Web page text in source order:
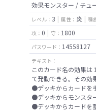
効果モンスター / チュ
レベル： 3 属性： 炎 種
攻： 0 守： 1800
パスワード： 14558127
テキスト：
このカード名の効果
て発動できる。その効
●デッキからカードを
●デッキからモンスタ
●デッキからカードを